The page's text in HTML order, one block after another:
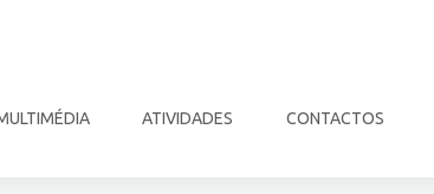
ATIVIDADES CONTACTOS